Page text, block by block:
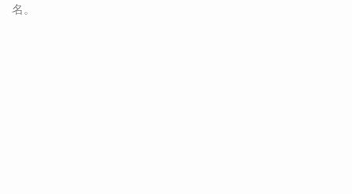
名。